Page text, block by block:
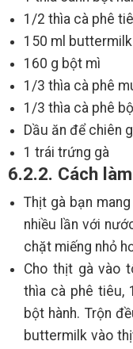
1/2 thìa cà phê
150 ml buttermilk
160 g bột mì
1/3 thìa cà phê
1/3 thìa cà phê
Dầu ăn để chiên
1 trái trứng gà
6.2.2. Cách làm
Thịt gà bạn
nhiều lần với
chặt miếng nhỏ
Cho thịt gà vào
thìa cà phê tiêu,
bột hành. Trộn
buttermilk vào